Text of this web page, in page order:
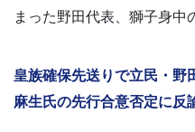
まった野田代表、獅子身中
皇族確保先送りで立民・
麻生氏の先行合意否定に反